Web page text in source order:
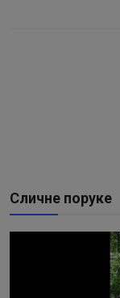
Сличне поруке